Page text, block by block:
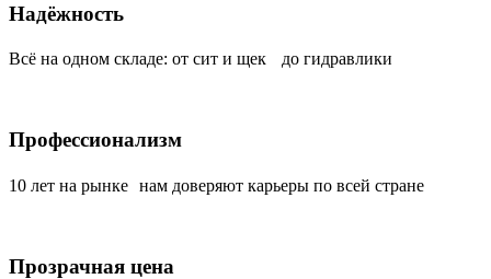
Надёжность
Всё на одном складе: от сит и щек до гидравлики
Профессионализм
10 лет на рынке нам доверяют карьеры по всей стране
Прозрачная цена